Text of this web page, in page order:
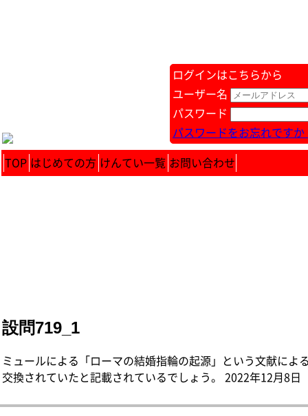
ログインはこちらから
ユーザー名
パスワード
パスワードをお忘れですか
TOP はじめての方 けんてい一覧 お問い合わせ
設問719_1
ミュールによる「ローマの結婚指輪の起源」という文献に
交換されていたと記載されているでしょう。 2022年12月8日